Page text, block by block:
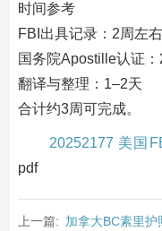
时间参考
FBI出具记录：2周左右
国务院Apostille认证
翻译与整理：1–2天
合计约3周可完成。
20252177 美国
pdf
上一篇: 加拿大BC素里